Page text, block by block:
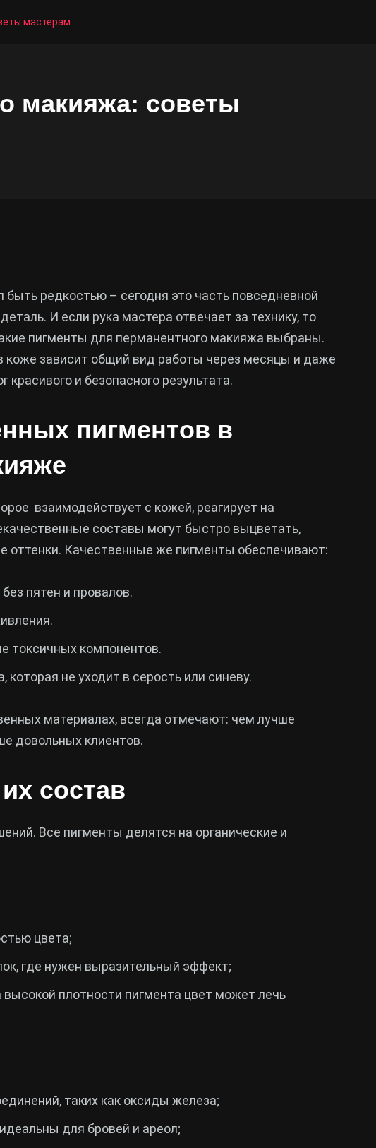
мастерам
макияжа: советы
редкостью – сегодня это часть повседневной
И если рука мастера отвечает за технику, то
пигменты для перманентного макияжа выбраны.
коже зависит общий вид работы через месяцы и даже
и безопасного результата.
пигментов в
взаимодействует с кожей, реагирует на
составы могут быстро выцветать,
оттенки. Качественные же пигменты обеспечивают:
пятен и провалов.
токсичных компонентов.
не уходит в серость или синеву.
материалах, всегда отмечают: чем лучше
довольных клиентов.
состав
Все пигменты делятся на органические и
цвета;
где нужен выразительный эффект;
плотности пигмента цвет может лечь
таких как оксиды железа;
для бровей и ареол;